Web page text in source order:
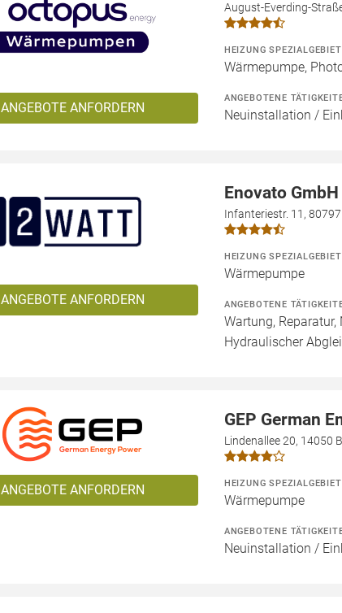
ANGEBOTE ANFORDERN
August-Everding-
HEIZUNG
Wärmepumpe,
ANGEBOTENE
Neuinstallation /
ANGEBOTE ANFORDERN
Enovato GmbH
Infanteriestr. 11,
HEIZUNG
Wärmepumpe
ANGEBOTENE
Wartung,
Hydraulischer
ANGEBOTE ANFORDERN
GEP German
Lindenallee 20, 14050
HEIZUNG
Wärmepumpe
ANGEBOTENE
Neuinstallation /